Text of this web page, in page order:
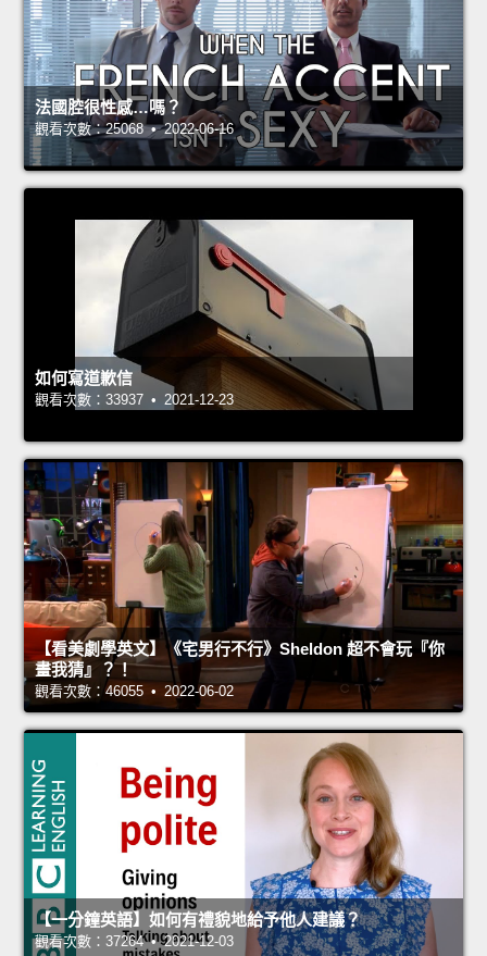
法國腔很性感…嗎？
觀看次數：25068 • 2022-06-16
如何寫道歉信
觀看次數：33937 • 2021-12-23
【看美劇學英文】《宅男行不行》Sheldon 超不會玩『你
畫我猜』？！
觀看次數：46055 • 2022-06-02
【一分鐘英語】如何有禮貌地給予他人建議？
觀看次數：37264 • 2021-12-03